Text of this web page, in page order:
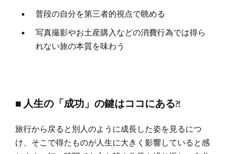
普段の自分を第三者的視点で眺める
写真撮影やお土産購入などの消費行為では得ら
れない旅の本質を味わう
■ 人生の「成功」の鍵はココにある?!
旅行から戻ると別人のように成長した姿を見るにつ
け、そこで得たものが人生に大きく影響していると感